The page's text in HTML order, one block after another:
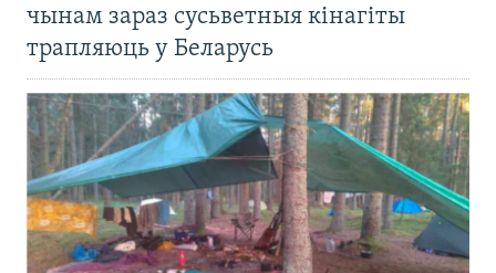
чынам зараз сусьветныя кінагіты
трапляюць у Беларусь